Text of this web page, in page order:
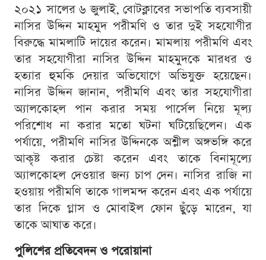
২০২১ সালের ৬ জুলাই, বোটক্লাবের সভাপতি ব্যবসায়ী
নাসির উদ্দিন মাহমুদ পরীমণি ও তার দুই সহযোগীর
বিরুদ্ধে মামলাটি দায়ের করেন। মামলায় পরীমণি এবং
তার সহযোগীরা নাসির উদ্দিন মাহমুদকে মারধর ও
হত্যার হুমকি দেয়ার অভিযোগে অভিযুক্ত হয়েছেন।
নাসির উদ্দিন জানান, পরীমণি এবং তার সহযোগীরা
অ্যালকোহল পান করার সময় পার্সেল নিয়ে মূল্য
পরিশোধ না করার মতো ঘটনা ঘটিয়েছিলেন। এক
পর্যায়ে, পরীমণি নাসির উদ্দিনকে অশ্লীল অঙ্গভঙ্গি করে
আকৃষ্ট করার চেষ্টা করেন এবং তাকে বিনামূল্যে
অ্যালকোহল দেওয়ার জন্য চাপ দেন। নাসির রাজি না
হওয়ায় পরীমণি তাকে গালমন্দ করেন এবং এক পর্যায়ে
তার দিকে গ্লাস ও মোবাইল ফোন ছুঁড়ে মারেন, যা
তাকে আঘাত করে।
পুলিশের প্রতিবেদন ও পরোয়ানা